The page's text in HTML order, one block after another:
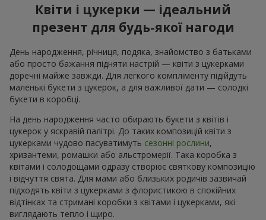
Квіти і цукерки — ідеальний
презент для будь-якої нагоди
День народження, річниця, подяка, знайомство з батьками
або просто бажання підняти настрій — квіти з цукерками
доречні майже завжди. Для легкого компліменту підійдуть
маленькі букети з цукерок, а для важливої дати — солодкі
букети в коробці.
На день народження часто обирають букети з квітів і
цукерок у яскравій палітрі. До таких композицій квіти з
цукерками чудово пасуватимуть сезонні рослини,
хризантеми, ромашки або альстромерії. Така коробка з
квітами і солодощами одразу створює святкову композицію
і відчуття свята. Для мами або близьких родичів зазвичай
підходять квіти з цукерками з флористикою в спокійних
відтінках та стримані коробки з квітами і цукерками, які
виглядають тепло і щиро.